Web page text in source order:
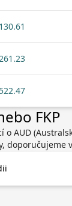
130.61
522.47
FKP
AUD
doporučujeme